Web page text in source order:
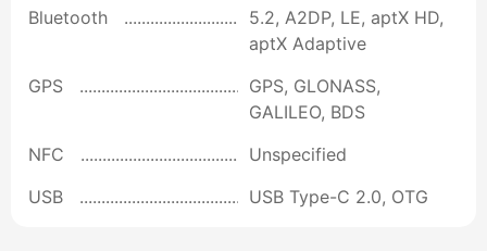
Bluetooth
5.2, A2DP, LE, aptX HD,
aptX Adaptive
GPS
GPS, GLONASS,
GALILEO, BDS
NFC
Unspecified
USB
USB Type-C 2.0, OTG